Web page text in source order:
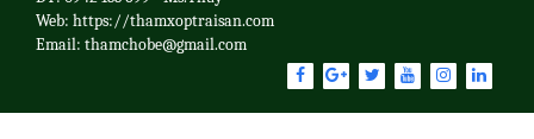
Web: https://thamxoptraisan.com
Email: thamchobe@gmail.com